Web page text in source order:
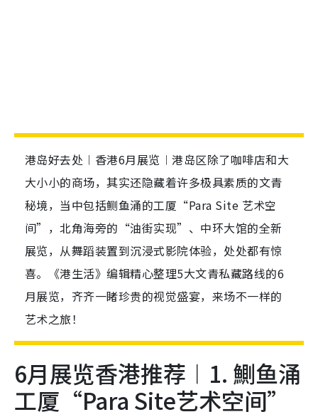
港岛好去处︱香港6月展览︱港岛区除了咖啡店和大
大小小的商场，其实还隐藏着许多极具素质的文青
秘境，当中包括鲗鱼涌的工厦“Para Site 艺术空
间”，北角海旁的“油街实现”、中环大馆的全新
展览，从舞蹈装置到沉浸式影院体验，处处都有惊
喜。《港生活》编辑精心整理5大文青私藏路线的6
月展览，齐齐一睹珍贵的视觉盛宴，来场不一样的
艺术之旅！
6月展览香港推荐︱1. 鰂鱼涌
工厦“Para Site艺术空间”